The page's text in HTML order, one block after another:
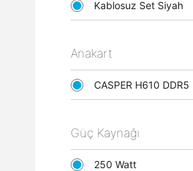
Kablosuz Set Siyah
Anakart
CASPER H610 DDR5
Güç Kaynağı
250 Watt